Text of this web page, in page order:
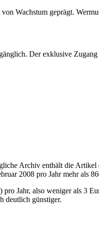
Wachstum geprägt.
Der exklusive
Archiv enthält die
2008 pro Jahr mehr als
Jahr, also weniger als 3
deutlich günstiger.